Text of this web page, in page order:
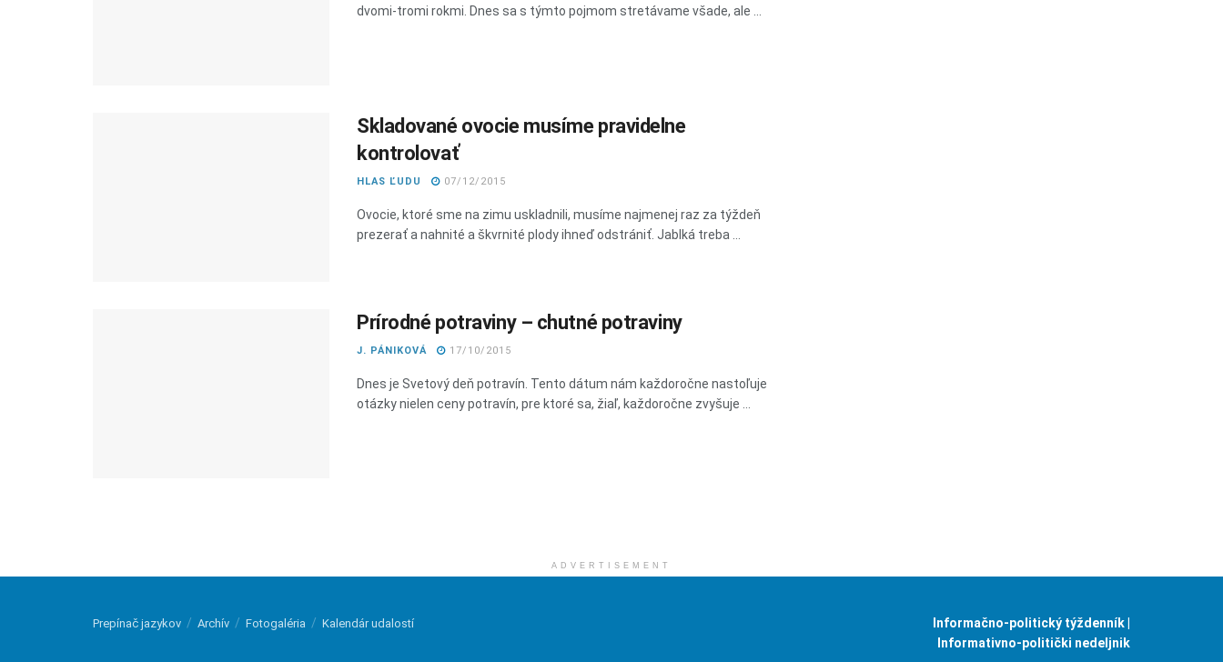
dvomi-tromi rokmi. Dnes sa s týmto pojmom stretávame všade, ale ...
Skladované ovocie musíme pravidelne
kontrolovať
HLAS ĽUDU 07/12/2015
Ovocie, ktoré sme na zimu uskladnili, musíme najmenej raz za týždeň
prezerať a nahnité a škvrnité plody ihneď odstrániť. Jablká treba ...
Prírodné potraviny – chutné potraviny
J. PÁNIKOVÁ 17/10/2015
Dnes je Svetový deň potravín. Tento dátum nám každoročne nastoľuje
otázky nielen ceny potravín, pre ktoré sa, žiaľ, každoročne zvyšuje ...
ADVERTISEMENT
Prepínač jazykov Archív Fotogaléria Kalendár udalostí
Informačno-politický týždenník |
Informativno-politički nedeljnik